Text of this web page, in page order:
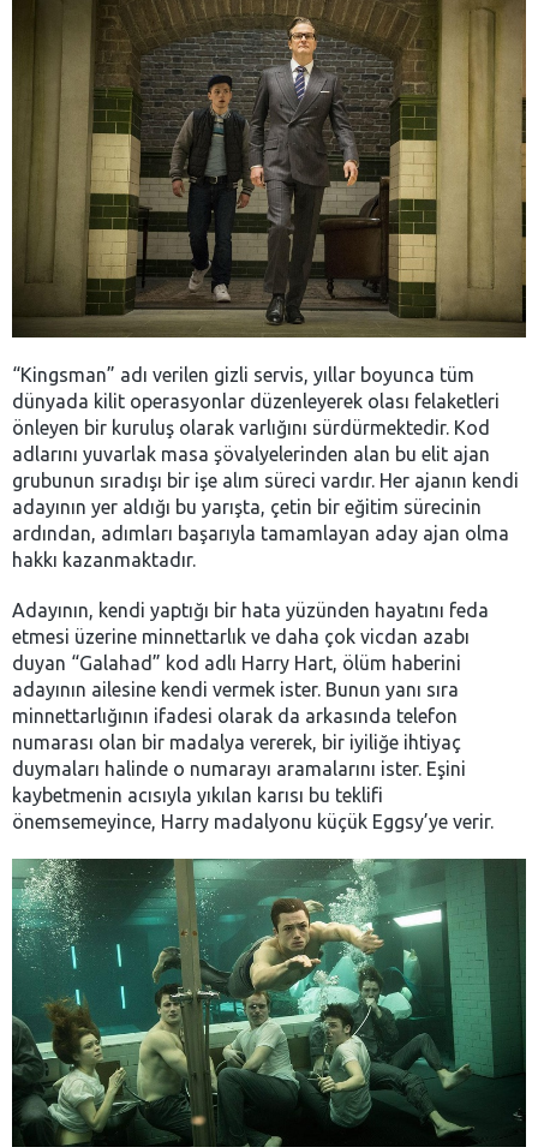
“Kingsman” adı verilen gizli servis, yıllar boyunca tüm
dünyada kilit operasyonlar düzenleyerek olası felaketleri
önleyen bir kuruluş olarak varlığını sürdürmektedir. Kod
adlarını yuvarlak masa şövalyelerinden alan bu elit ajan
grubunun sıradışı bir işe alım süreci vardır. Her ajanın kendi
adayının yer aldığı bu yarışta, çetin bir eğitim sürecinin
ardından, adımları başarıyla tamamlayan aday ajan olma
hakkı kazanmaktadır.
Adayının, kendi yaptığı bir hata yüzünden hayatını feda
etmesi üzerine minnettarlık ve daha çok vicdan azabı
duyan “Galahad” kod adlı Harry Hart, ölüm haberini
adayının ailesine kendi vermek ister. Bunun yanı sıra
minnettarlığının ifadesi olarak da arkasında telefon
numarası olan bir madalya vererek, bir iyiliğe ihtiyaç
duymaları halinde o numarayı aramalarını ister. Eşini
kaybetmenin acısıyla yıkılan karısı bu teklifi
önemsemeyince, Harry madalyonu küçük Eggsy’ye verir.